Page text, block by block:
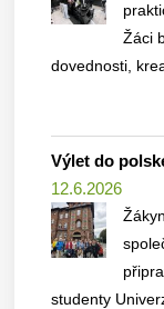
Žáci
dovednosti,
Výlet do
12.6.2026
studenty